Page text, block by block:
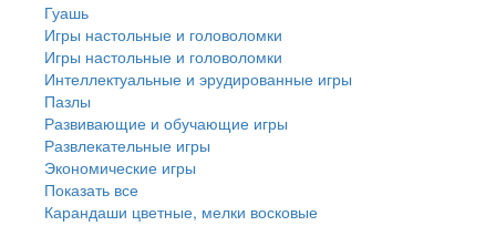
Гуашь
Игры настольные и головоломки
Игры настольные и головоломки
Интеллектуальные и эрудированные игры
Пазлы
Развивающие и обучающие игры
Развлекательные игры
Экономические игры
Показать все
Карандаши цветные, мелки восковые